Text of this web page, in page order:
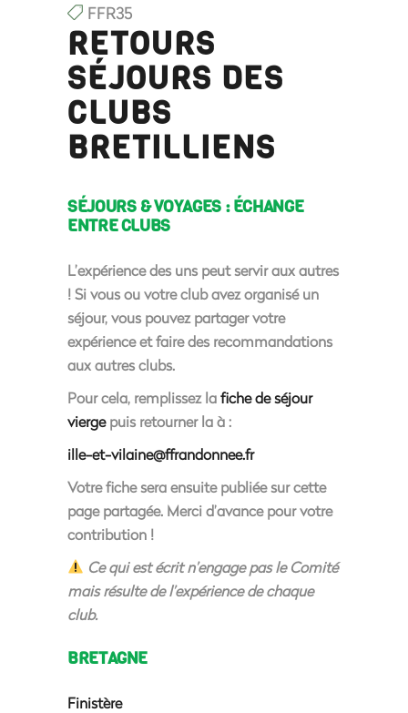
FFR35
RETOURS
SÉJOURS DES
CLUBS
BRETILLIENS
SÉJOURS & VOYAGES : ÉCHANGE
ENTRE CLUBS
L’expérience des uns peut servir aux autres
! Si vous ou votre club avez organisé un
séjour, vous pouvez partager votre
expérience et faire des recommandations
aux autres clubs.
Pour cela, remplissez lafiche de séjour
viergepuis retourner la à :
ille-et-vilaine@ffrandonnee.fr
Votre fiche sera ensuite publiée sur cette
page partagée. Merci d’avance pour votre
contribution !
Ce qui est écrit n’engage pas le Comité
mais résulte de l’expérience de chaque
club.
BRETAGNE
Finistère